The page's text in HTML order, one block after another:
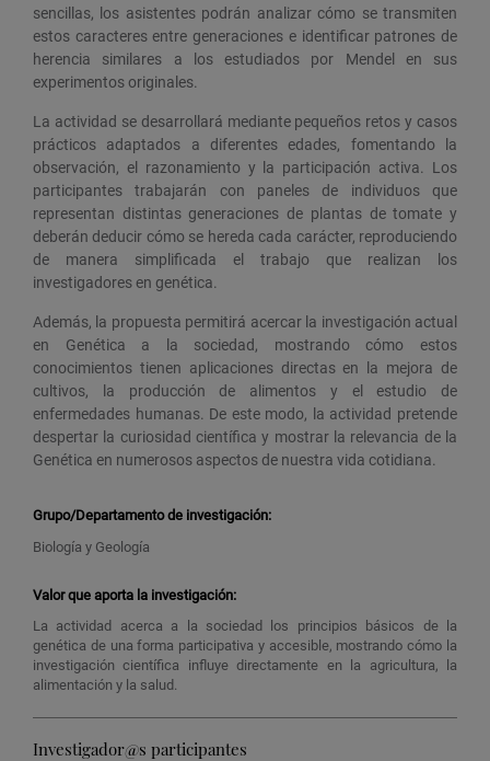
sencillas, los asistentes podrán analizar cómo se transmiten
estos caracteres entre generaciones e identificar patrones de
herencia similares a los estudiados por Mendel en sus
experimentos originales.
La actividad se desarrollará mediante pequeños retos y casos
prácticos adaptados a diferentes edades, fomentando la
observación, el razonamiento y la participación activa. Los
participantes trabajarán con paneles de individuos que
representan distintas generaciones de plantas de tomate y
deberán deducir cómo se hereda cada carácter, reproduciendo
de manera simplificada el trabajo que realizan los
investigadores en genética.
Además, la propuesta permitirá acercar la investigación actual
en Genética a la sociedad, mostrando cómo estos
conocimientos tienen aplicaciones directas en la mejora de
cultivos, la producción de alimentos y el estudio de
enfermedades humanas. De este modo, la actividad pretende
despertar la curiosidad científica y mostrar la relevancia de la
Genética en numerosos aspectos de nuestra vida cotidiana.
Grupo/Departamento de investigación:
Biología y Geología
Valor que aporta la investigación:
La actividad acerca a la sociedad los principios básicos de la
genética de una forma participativa y accesible, mostrando cómo la
investigación científica influye directamente en la agricultura, la
alimentación y la salud.
Investigador@s participantes